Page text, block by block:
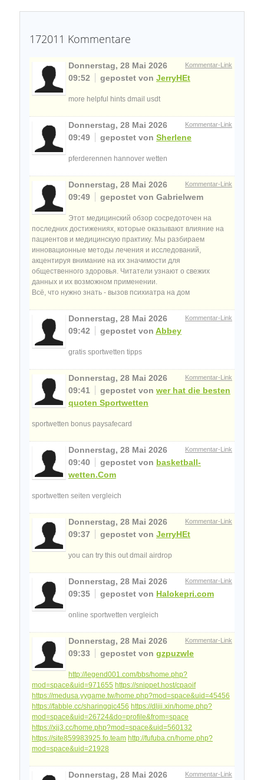
172011 Kommentare
Kommentar-Link
Donnerstag, 28 Mai 2026
09:52
gepostet von JerryHEt
more helpful hints dmail usdt
Kommentar-Link
Donnerstag, 28 Mai 2026
09:49
gepostet von Sherlene
pferderennen hannover wetten
Kommentar-Link
Donnerstag, 28 Mai 2026
09:49
gepostet von Gabrielwem
Этот медицинский обзор сосредоточен на
последних достижениях, которые оказывают влияние на
пациентов и медицинскую практику. Мы разбираем
инновационные методы лечения и исследований,
акцентируя внимание на их значимости для
общественного здоровья. Читатели узнают о свежих
данных и их возможном применении.
Всё, что нужно знать - вызов психиатра на дом
Kommentar-Link
Donnerstag, 28 Mai 2026
09:42
gepostet von Abbey
gratis sportwetten tipps
Kommentar-Link
Donnerstag, 28 Mai 2026
09:41
gepostet von wer hat die besten
quoten Sportwetten
sportwetten bonus paysafecard
Kommentar-Link
Donnerstag, 28 Mai 2026
09:40
gepostet von basketball-
wetten.Com
sportwetten seiten vergleich
Kommentar-Link
Donnerstag, 28 Mai 2026
09:37
gepostet von JerryHEt
you can try this out dmail airdrop
Kommentar-Link
Donnerstag, 28 Mai 2026
09:35
gepostet von Halokepri.com
online sportwetten vergleich
Kommentar-Link
Donnerstag, 28 Mai 2026
09:33
gepostet von gzpuzwle
http://legend001.com/bbs/home.php?
mod=space&uid=971655 https://snippet.host/cpaoif
https://medusa.yygame.tw/home.php?mod=space&uid=45456
https://fabble.cc/sharingqic456 https://dljii.xin/home.php?
mod=space&uid=26724&do=profile&from=space
https://xjj3.cc/home.php?mod=space&uid=560132
https://site859983925.fo.team http://fufuba.cn/home.php?
mod=space&uid=21928
Kommentar-Link
Donnerstag, 28 Mai 2026